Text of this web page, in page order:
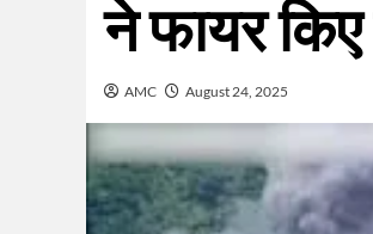
ने फायर
AMC August 24, 2025